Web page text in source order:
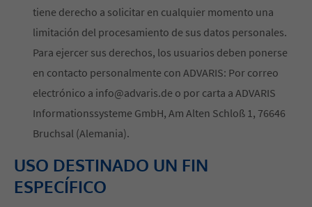
tiene derecho a solicitar en cualquier momento una
limitación del procesamiento de sus datos personales.
Para ejercer sus derechos, los usuarios deben ponerse
en contacto personalmente con ADVARIS: Por correo
electrónico a info@advaris.de o por carta a ADVARIS
Informationssysteme GmbH, Am Alten Schloß 1, 76646
Bruchsal (Alemania).
USO DESTINADO UN FIN
ESPECÍFICO